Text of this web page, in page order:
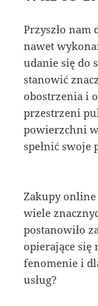
Przyszło nam
nawet
udanie się do
stanowić
obostrzenia i
przestrzeni
powierzchni
spełnić swoje
Zakupy
wiele
postanowiło
opierające się
fenomenie i
usług?